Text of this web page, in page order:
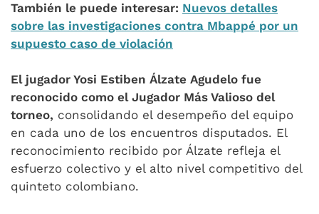
También le puede interesar: Nuevos detalles
sobre las investigaciones contra Mbappé por un
supuesto caso de violación
El jugador Yosi Estiben Álzate Agudelo fue
reconocido como el Jugador Más Valioso del
torneo, consolidando el desempeño del equipo
en cada uno de los encuentros disputados. El
reconocimiento recibido por Álzate refleja el
esfuerzo colectivo y el alto nivel competitivo del
quinteto colombiano.